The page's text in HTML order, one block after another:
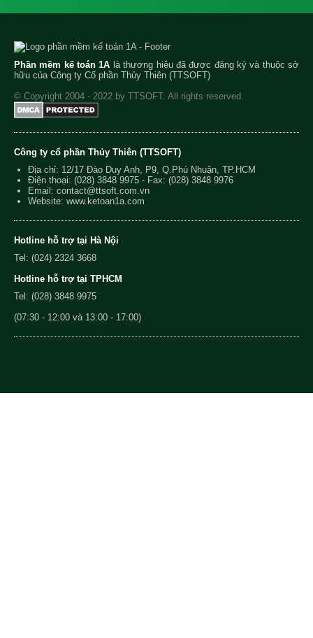
Phần mềm kế toán 1A là thương hiệu đã được đăng ký và thuộc sở
hữu của Công ty Cổ phần Thủy Thiên (TTSOFT)
© Copyright 2004 - 2022 by TTSOFT. All rights reserved.
Công ty cổ phần Thủy Thiên (TTSOFT)
Địa chỉ: 12/17 Đào Duy Anh, P9, Q.Phú Nhuận, TP.HCM
Điện thoại: (028) 3848 9975 - Fax: (028) 3848 9976
Email: contact@ttsoft.com.vn
Website: www.ketoan1a.com
Hotline hỗ trợ tại Hà Nội
Tel: (024) 2324 3668
Hotline hỗ trợ tại TPHCM
Tel: (028) 3848 9975
(07:30 - 12:00 và 13:00 - 17:00)